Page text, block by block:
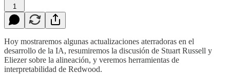
1
Hoy mostraremos algunas actualizaciones aterradoras en el
desarrollo de la IA, resumiremos la discusión de Stuart Russell y
Eliezer sobre la alineación, y veremos herramientas de
interpretabilidad de Redwood.